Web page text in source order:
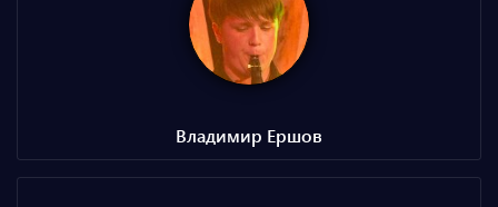
Владимир Ершов